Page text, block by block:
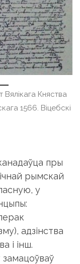
Вялікага Княства
1566. Віцебскі
пры
рымскай
у
адзінства
і інш.